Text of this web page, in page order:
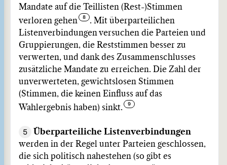
Mandate auf die Teillisten (Rest-)Stimmen
verloren gehen
. Mit überparteilichen
Listenverbindungen versuchen die Parteien und
Gruppierungen, die Reststimmen besser zu
verwerten, und dank des Zusammenschlusses
zusätzliche Mandate zu erreichen. Die Zahl der
unverwerteten, gewichtslosen Stimmen
(Stimmen, die keinen Einfluss auf das
Wahlergebnis haben) sinkt.
5
Überparteiliche Listenverbindungen
werden in der Regel unter Parteien geschlossen,
die sich politisch nahestehen (so gibt es